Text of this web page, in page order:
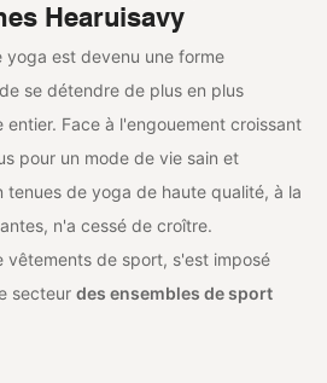
Hearuisavy
yoga est devenu une forme
se détendre de plus en plus
entier. Face à l'engouement croissant
pour un mode de vie sain et
tenues de yoga de haute qualité, à la
n'a cessé de croître.
vêtements de sport, s'est imposé
secteurdes ensembles de sport